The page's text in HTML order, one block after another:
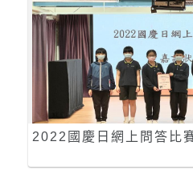
2022國慶日網上問答比